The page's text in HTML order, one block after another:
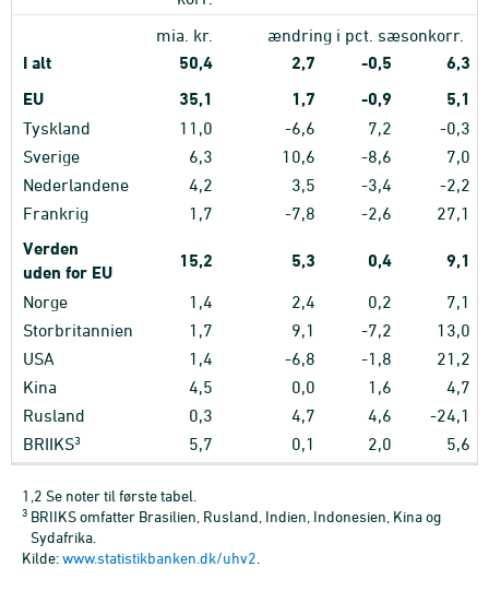
mia. kr.
ændring i pct. sæsonkorr.
I alt 50,4 2,7 -0,5
6,3
EU
35,1 1,7 -0,9 5,1
Tyskland 11,0 -6,6 7,2
-0,3
Sverige
6,3 10,6 -8,6
7,0
Nederlandene
4,2 3,5 -3,4
-2,2
Frankrig
1,7 -7,8 -2,6 27,1
Verden
uden for EU
15,2 5,3 0,4 9,1
Norge 1,4 2,4 0,2
7,1
Storbritannien
1,7 9,1 -7,2
13,0
USA
1,4 -6,8 -1,8
21,2
Kina
4,5 0,0 1,6
4,7
Rusland
0,3 4,7 4,6
-24,1
BRIIKS3 5,7 0,1 2,0 5,6
1,2 Se noter til første tabel.
3 BRIIKS omfatter Brasilien, Rusland, Indien, Indonesien, Kina og
Sydafrika.
Kilde:www.statistikbanken.dk/uhv2